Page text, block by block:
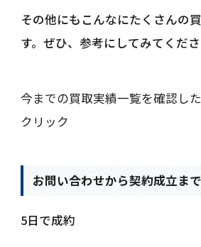
その他にもこんなにたくさんの
す。ぜひ、参考にしてみてくださ
今までの買取実績一覧を確認し
クリック
お問い合わせから契約成立ま
5日で成約